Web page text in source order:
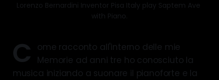
Lorenzo Bernardini Inventor Pisa Italy play Saptem Ave
with Piano.
C
ome racconto all'interno delle mie
Memorie ad anni tre ho conosciuto la
musica iniziando a suonare il pianoforte e la